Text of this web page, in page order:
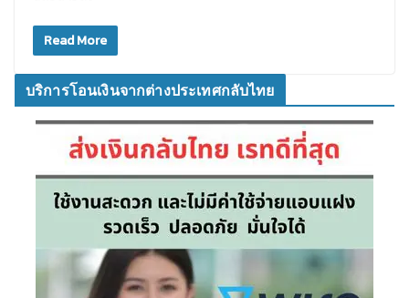
Read More
บริการโอนเงินจากต่างประเทศกลับไทย